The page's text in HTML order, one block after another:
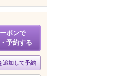
ポンで
予約する
追加して予約